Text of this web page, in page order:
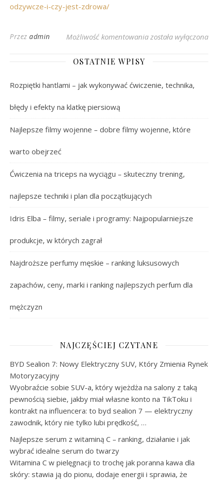
odzywcze-i-czy-jest-zdrowa/
Przez admin Możliwość komentowania Ricotta kcal – ile
została wyłączona
OSTATNIE WPISY
Rozpiętki hantlami – jak wykonywać ćwiczenie, technika,
błędy i efekty na klatkę piersiową
Najlepsze filmy wojenne – dobre filmy wojenne, które
warto obejrzeć
Ćwiczenia na triceps na wyciągu – skuteczny trening,
najlepsze techniki i plan dla początkujących
Idris Elba – filmy, seriale i programy: Najpopularniejsze
produkcje, w których zagrał
Najdroższe perfumy męskie – ranking luksusowych
zapachów, ceny, marki i ranking najlepszych perfum dla
mężczyzn
NAJCZĘŚCIEJ CZYTANE
BYD Sealion 7: Nowy Elektryczny SUV, Który Zmienia Rynek
Motoryzacyjny
Wyobraźcie sobie SUV-a, który wjeżdża na salony z taką
pewnością siebie, jakby miał własne konto na TikToku i
kontrakt na influencera: to byd sealion 7 — elektryczny
zawodnik, który nie tylko lubi prędkość, …
Najlepsze serum z witaminą C – ranking, działanie i jak
wybrać idealne serum do twarzy
Witamina C w pielęgnacji to trochę jak poranna kawa dla
skóry: stawia ją do pionu, dodaje energii i sprawia, że